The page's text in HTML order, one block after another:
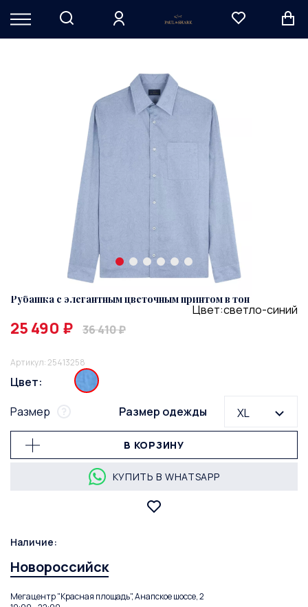
Артикул: 25413258
Рубашка с элегантным цветочным принтом в тон
25 490 ₽ 36 410 ₽
Цвет:светло-синий
Цвет:
Размер одежды
XL
Размер
В КОРЗИНУ
КУПИТЬ В WHATSAPP
Наличие:
Новороссийск
Мегацентр "Красная площадь", Анапское шоссе, 2